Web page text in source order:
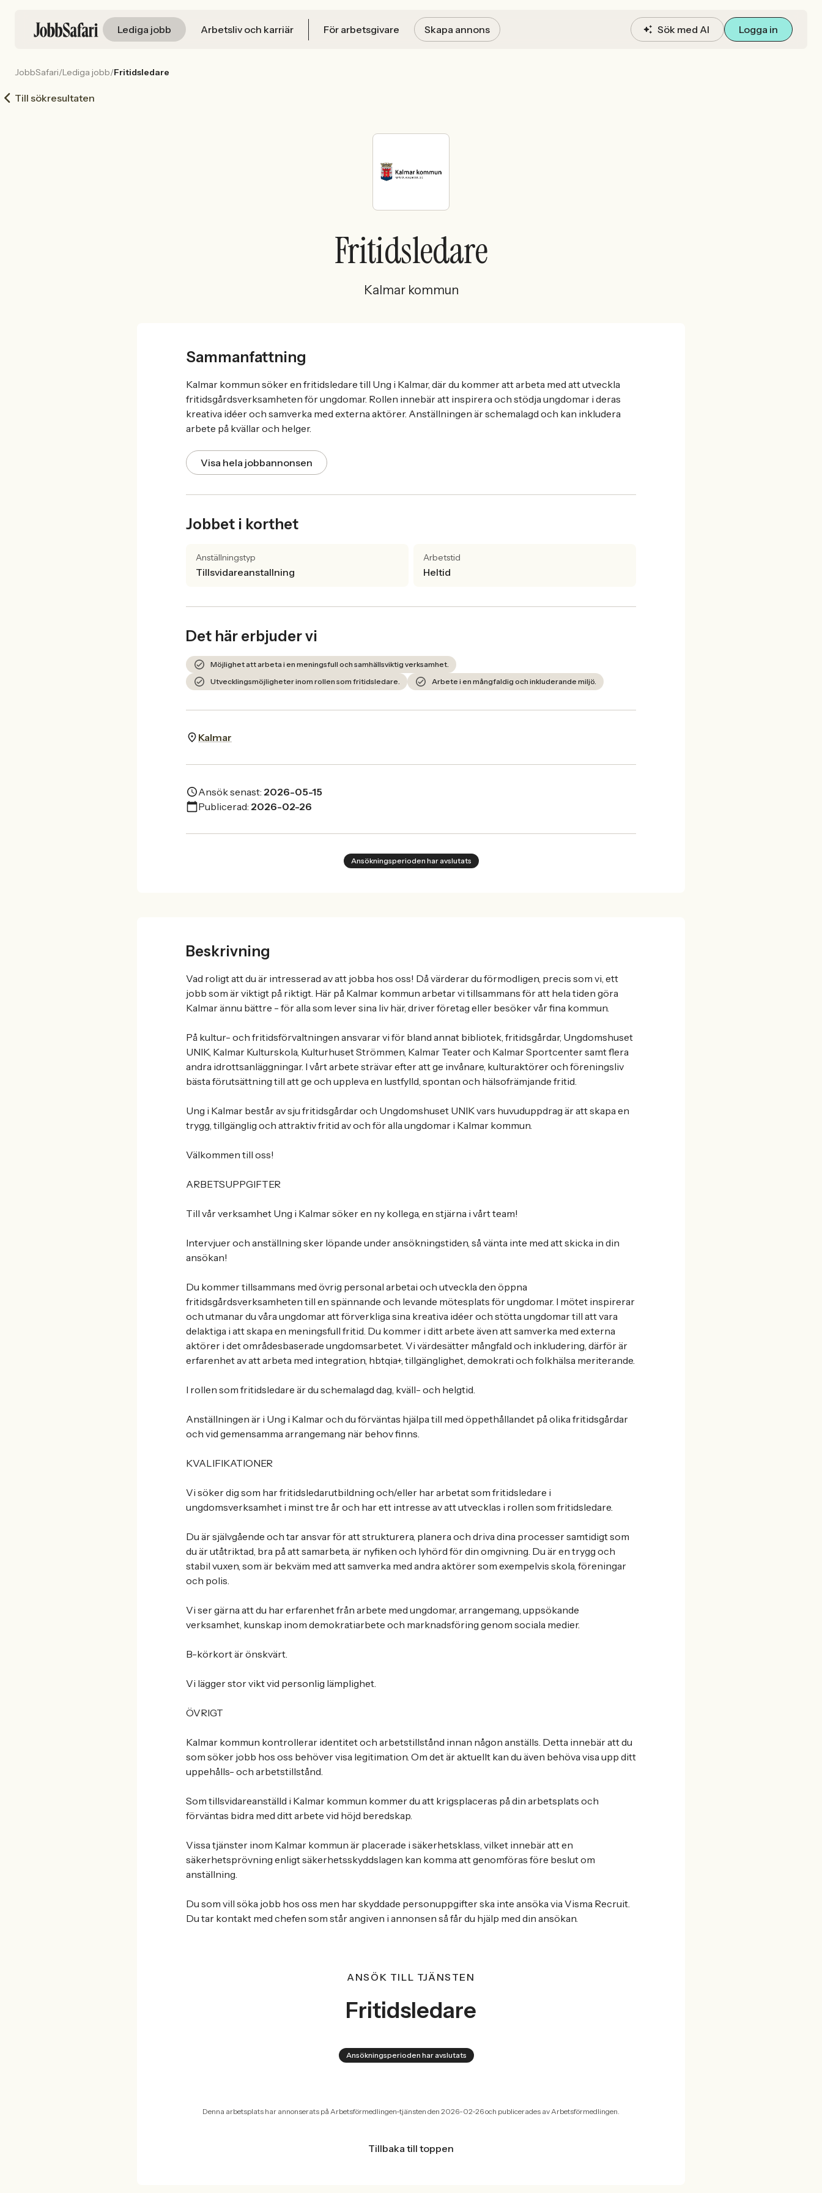
Lediga jobb Arbetsliv och karriär För arbetsgivare Skapa annons Sök med AI Logga in
JobbSafari/Lediga jobb/Fritidsledare
Till sökresultaten
Fritidsledare
Kalmar kommun
Sammanfattning
Kalmar kommun söker en fritidsledare till Ung i Kalmar, där du kommer att arbeta med att utveckla
fritidsgårdsverksamheten för ungdomar. Rollen innebär att inspirera och stödja ungdomar i deras
kreativa idéer och samverka med externa aktörer. Anställningen är schemalagd och kan inkludera
arbete på kvällar och helger.
Visa hela jobbannonsen
Jobbet i korthet
Anställningstyp
Tillsvidareanstallning
Arbetstid
Heltid
Det här erbjuder vi
Möjlighet att arbeta i en meningsfull och samhällsviktig verksamhet.
Utvecklingsmöjligheter inom rollen som fritidsledare.
Arbete i en mångfaldig och inkluderande miljö.
Kalmar
Ansök senast: 2026-05-15
Publicerad: 2026-02-26
Ansökningsperioden har avslutats
Beskrivning
Vad roligt att du är intresserad av att jobba hos oss! Då värderar du förmodligen, precis som vi, ett
jobb som är viktigt på riktigt. Här på Kalmar kommun arbetar vi tillsammans för att hela tiden göra
Kalmar ännu bättre - för alla som lever sina liv här, driver företag eller besöker vår fina kommun.
På kultur- och fritidsförvaltningen ansvarar vi för bland annat bibliotek, fritidsgårdar, Ungdomshuset
UNIK, Kalmar Kulturskola, Kulturhuset Strömmen, Kalmar Teater och Kalmar Sportcenter samt flera
andra idrottsanläggningar. I vårt arbete strävar efter att ge invånare, kulturaktörer och föreningsliv
bästa förutsättning till att ge och uppleva en lustfylld, spontan och hälsofrämjande fritid.
Ung i Kalmar består av sju fritidsgårdar och Ungdomshuset UNIK vars huvuduppdrag är att skapa en
trygg, tillgänglig och attraktiv fritid av och för alla ungdomar i Kalmar kommun.
Välkommen till oss!
ARBETSUPPGIFTER
Till vår verksamhet Ung i Kalmar söker en ny kollega, en stjärna i vårt team!
Intervjuer och anställning sker löpande under ansökningstiden, så vänta inte med att skicka in din
ansökan!
Du kommer tillsammans med övrig personal arbetai och utveckla den öppna
fritidsgårdsverksamheten till en spännande och levande mötesplats för ungdomar. I mötet inspirerar
och utmanar du våra ungdomar att förverkliga sina kreativa idéer och stötta ungdomar till att vara
delaktiga i att skapa en meningsfull fritid. Du kommer i ditt arbete även att samverka med externa
aktörer i det områdesbaserade ungdomsarbetet. Vi värdesätter mångfald och inkludering, därför är
erfarenhet av att arbeta med integration, hbtqia+, tillgänglighet, demokrati och folkhälsa meriterande.
I rollen som fritidsledare är du schemalagd dag, kväll- och helgtid.
Anställningen är i Ung i Kalmar och du förväntas hjälpa till med öppethållandet på olika fritidsgårdar
och vid gemensamma arrangemang när behov finns.
KVALIFIKATIONER
Vi söker dig som har fritidsledarutbildning och/eller har arbetat som fritidsledare i
ungdomsverksamhet i minst tre år och har ett intresse av att utvecklas i rollen som fritidsledare.
Du är självgående och tar ansvar för att strukturera, planera och driva dina processer samtidigt som
du är utåtriktad, bra på att samarbeta, är nyfiken och lyhörd för din omgivning. Du är en trygg och
stabil vuxen, som är bekväm med att samverka med andra aktörer som exempelvis skola, föreningar
och polis.
Vi ser gärna att du har erfarenhet från arbete med ungdomar, arrangemang, uppsökande
verksamhet, kunskap inom demokratiarbete och marknadsföring genom sociala medier.
B-körkort är önskvärt.
Vi lägger stor vikt vid personlig lämplighet.
ÖVRIGT
Kalmar kommun kontrollerar identitet och arbetstillstånd innan någon anställs. Detta innebär att du
som söker jobb hos oss behöver visa legitimation. Om det är aktuellt kan du även behöva visa upp ditt
uppehålls- och arbetstillstånd.
Som tillsvidareanställd i Kalmar kommun kommer du att krigsplaceras på din arbetsplats och
förväntas bidra med ditt arbete vid höjd beredskap.
Vissa tjänster inom Kalmar kommun är placerade i säkerhetsklass, vilket innebär att en
säkerhetsprövning enligt säkerhetsskyddslagen kan komma att genomföras före beslut om
anställning.
Du som vill söka jobb hos oss men har skyddade personuppgifter ska inte ansöka via Visma Recruit.
Du tar kontakt med chefen som står angiven i annonsen så får du hjälp med din ansökan.
ANSÖK TILL TJÄNSTEN
Fritidsledare
Ansökningsperioden har avslutats
Denna arbetsplats har annonserats på Arbetsförmedlingen-tjänsten den 2026-02-26 och publicerades av Arbetsförmedlingen.
Tillbaka till toppen